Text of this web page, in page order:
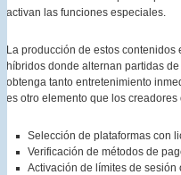
activan las funciones especiales.
La producción de estos
híbridos donde alternan partidas
obtenga tanto entretenimiento
es otro elemento que los
Selección de plataformas con
Verificación de métodos de
Activación de límites de